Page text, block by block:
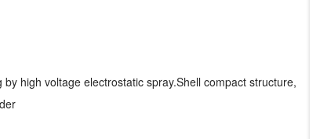
high voltage electrostatic spray.Shell compact structure,